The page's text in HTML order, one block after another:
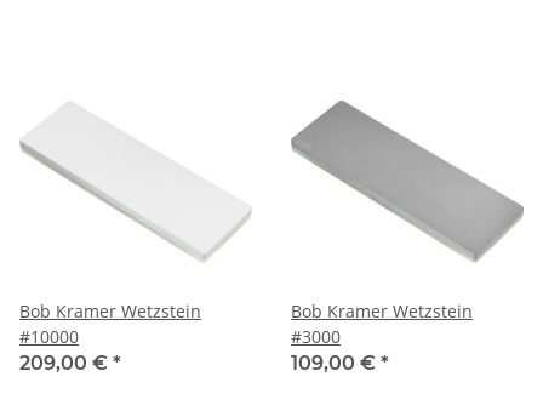
Bob Kramer Wetzstein
#10000
209,00 € *
Bob Kramer Wetzstein
#3000
109,00 € *